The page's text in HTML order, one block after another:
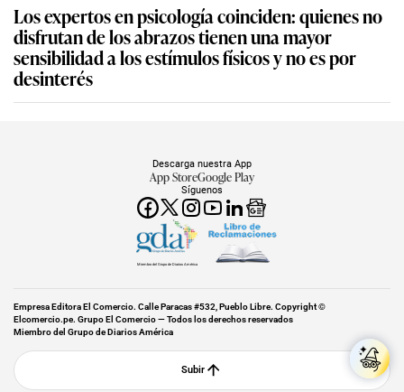
Los expertos en psicología coinciden: quienes no
disfrutan de los abrazos tienen una mayor
sensibilidad a los estímulos físicos y no es por
desinterés
Síguenos
Descarga nuestra App
App StoreGoogle Play
Miembro del Grupo de Diarios América
Empresa Editora El Comercio. Calle Paracas #532, Pueblo Libre. Copyright ©
Elcomercio.pe. Grupo El Comercio — Todos los derechos reservados
Miembro del Grupo de Diarios América
Subir